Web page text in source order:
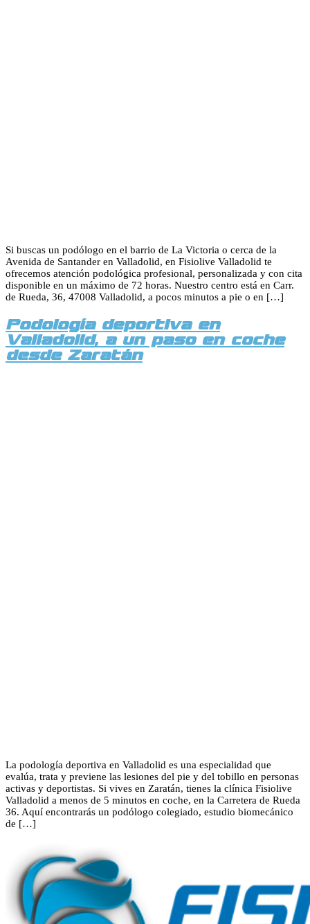
Si buscas un podólogo en el barrio de La Victoria o cerca de la
Avenida de Santander en Valladolid, en Fisiolive Valladolid te
ofrecemos atención podológica profesional, personalizada y con cita
disponible en un máximo de 72 horas. Nuestro centro está en Carr.
de Rueda, 36, 47008 Valladolid, a pocos minutos a pie o en […]
Podología deportiva en
Valladolid, a un paso en coche
desde Zaratán
La podología deportiva en Valladolid es una especialidad que
evalúa, trata y previene las lesiones del pie y del tobillo en personas
activas y deportistas. Si vives en Zaratán, tienes la clínica Fisiolive
Valladolid a menos de 5 minutos en coche, en la Carretera de Rueda
36. Aquí encontrarás un podólogo colegiado, estudio biomecánico
de […]